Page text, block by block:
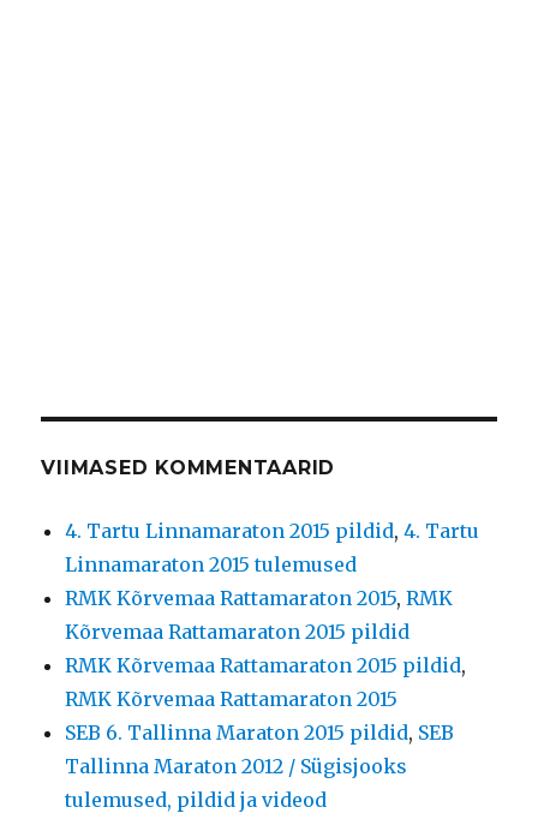
VIIMASED KOMMENTAARID
4. Tartu Linnamaraton 2015 pildid,4. Tartu
Linnamaraton 2015 tulemused
RMK Kõrvemaa Rattamaraton 2015,RMK
Kõrvemaa Rattamaraton 2015 pildid
RMK Kõrvemaa Rattamaraton 2015 pildid,
RMK Kõrvemaa Rattamaraton 2015
SEB 6. Tallinna Maraton 2015 pildid, SEB
Tallinna Maraton 2012 / Sügisjooks
tulemused, pildid ja videod